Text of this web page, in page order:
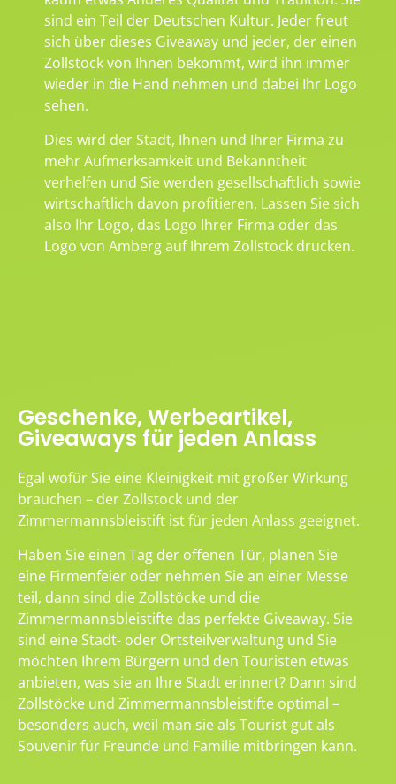
sind ein Teil der Deutschen Kultur. Jeder freut
sich über dieses Giveaway und jeder, der einen
Zollstock von Ihnen bekommt, wird ihn immer
wieder in die Hand nehmen und dabei Ihr Logo
sehen.
Dies wird der Stadt, Ihnen und Ihrer Firma zu
mehr Aufmerksamkeit und Bekanntheit
verhelfen und Sie werden gesellschaftlich sowie
wirtschaftlich davon profitieren. Lassen Sie sich
also Ihr Logo, das Logo Ihrer Firma oder das
Logo von Amberg auf Ihrem Zollstock drucken.
Geschenke, Werbeartikel,
Giveaways für jeden Anlass
Egal wofür Sie eine Kleinigkeit mit großer Wirkung
brauchen – der Zollstock und der
Zimmermannsbleistift ist für jeden Anlass geeignet.
Haben Sie einen Tag der offenen Tür, planen Sie
eine Firmenfeier oder nehmen Sie an einer Messe
teil, dann sind die Zollstöcke und die
Zimmermannsbleistifte das perfekte Giveaway. Sie
sind eine Stadt- oder Ortsteilverwaltung und Sie
möchten Ihrem Bürgern und den Touristen etwas
anbieten, was sie an Ihre Stadt erinnert? Dann sind
Zollstöcke und Zimmermannsbleistifte optimal –
besonders auch, weil man sie als Tourist gut als
Souvenir für Freunde und Familie mitbringen kann.